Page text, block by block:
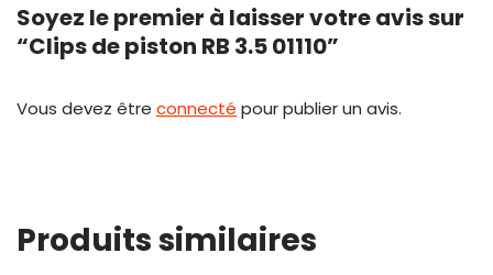
Soyez le premier à laisser votre avis sur
“Clips de piston RB 3.5 01110”
Vous devez être connecté pour publier un avis.
Produits similaires